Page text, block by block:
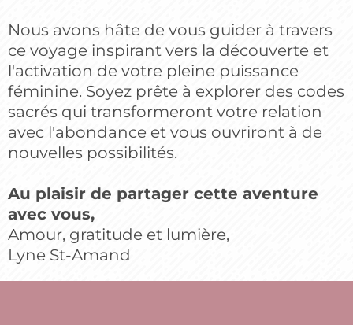
Nous avons hâte de vous guider à travers
ce voyage inspirant vers la découverte et
l'activation de votre pleine puissance
féminine. Soyez prête à explorer des codes
sacrés qui transformeront votre relation
avec l'abondance et vous ouvriront à de
nouvelles possibilités.
Au plaisir de partager cette aventure
avec vous,
Amour, gratitude et lumière,
Lyne St-Amand